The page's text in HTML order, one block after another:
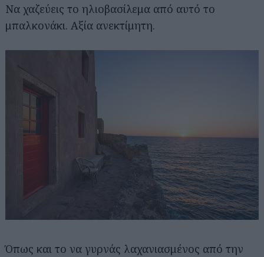
Να χαζεύεις το ηλιοβασίλεμα από αυτό το
μπαλκονάκι. Αξία ανεκτίμητη.
Όπως και το να γυρνάς λαχανιασμένος από την
Αναζήτηση